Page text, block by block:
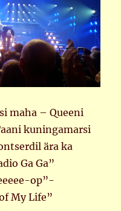
maha – Queeni
kuningamarsi
ära ka
Ga Ga”
op”-
My Life”